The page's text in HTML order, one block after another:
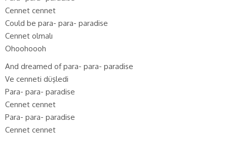
Cennet cennet
Could be para- para- paradise
Cennet olmalı
Ohoohoooh
And dreamed of para- para- paradise
Ve cenneti düşledi
Para- para- paradise
Cennet cennet
Para- para- paradise
Cennet cennet